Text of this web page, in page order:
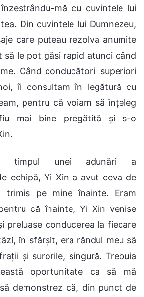
mă cu cuvintele lui
Din cuvintele lui Dumnezeu,
care puteau rezolva anumite
să le pot găsi rapid atunci când
Când conducătorii superiori
îi consultam în legătură cu
pentru că voiam să înțeleg
mai bine pregătită și s-o
timpul unei adunări a
echipă, Yi Xin a avut ceva de
trimis pe mine înainte. Eram
că înainte, Yi Xin venise
preluase conducerea la fiecare
în sfârșit, era rândul meu să
și surorile, singură. Trebuia
oportunitate ca să mă
demonstrez că, din punct de